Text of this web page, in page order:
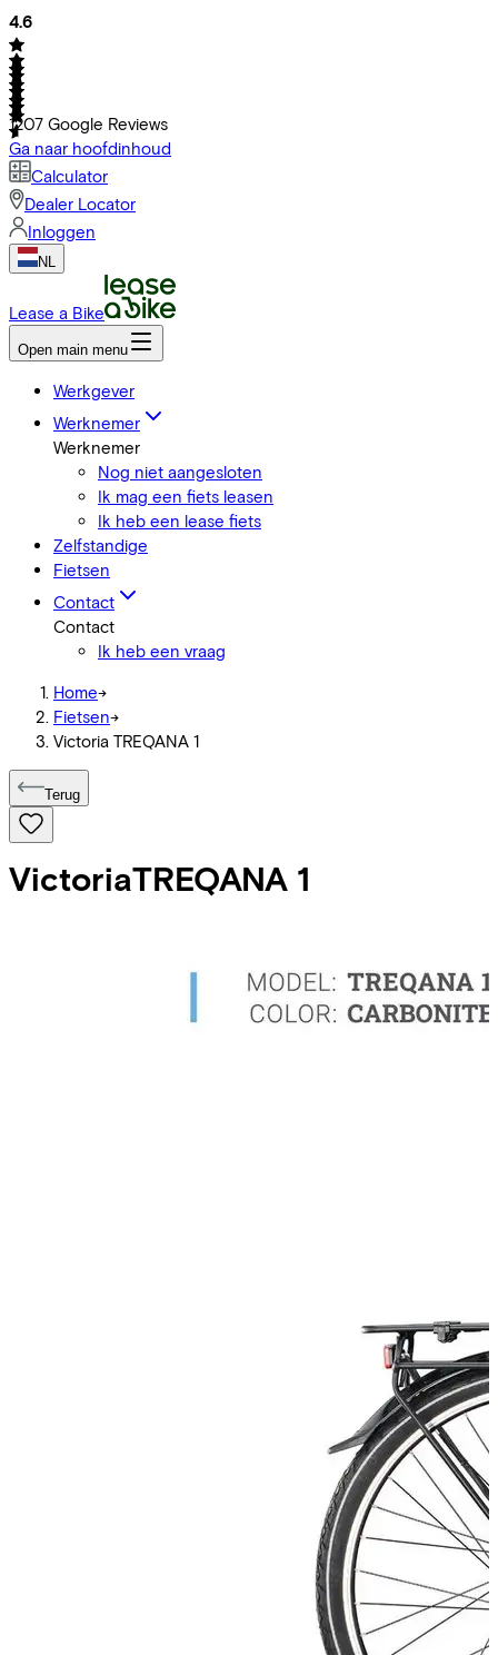
4.6
1207 Google Reviews
Ga naar hoofdinhoud
Calculator
Dealer Locator
Inloggen
NL
Lease a Bike
Open main menu
Werkgever
Werknemer
Werknemer
Nog niet aangesloten
Ik mag een fiets leasen
Ik heb een lease fiets
Zelfstandige
Fietsen
Contact
Contact
Ik heb een vraag
Home->
Fietsen->
Victoria TREQANA 1
Terug
VictoriaTREQANA 1